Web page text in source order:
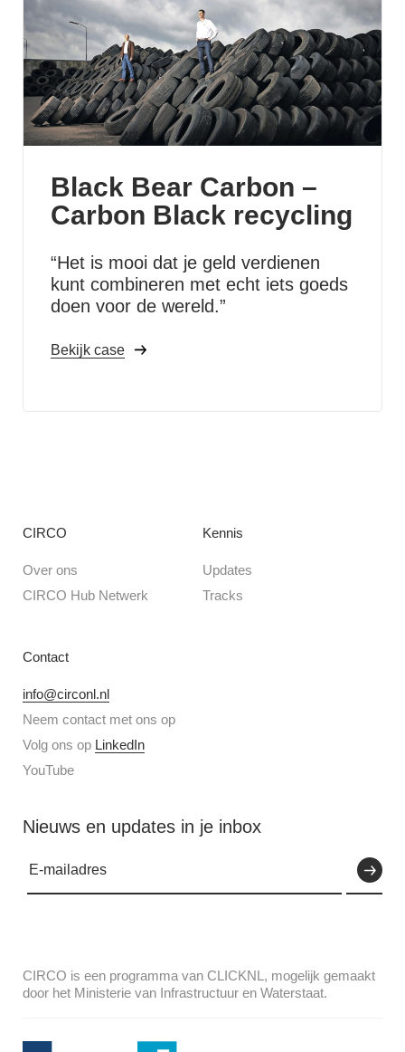
Black Bear Carbon –
Carbon Black recycling
“Het is mooi dat je geld verdienen
kunt combineren met echt iets goeds
doen voor de wereld.”
Bekijk case
CIRCO
Over ons
CIRCO Hub Netwerk
Kennis
Updates
Tracks
Contact
info@circonl.nl
Neem contact met ons op
Volg ons op LinkedIn
YouTube
Nieuws en updates in je inbox
CIRCO is een programma van CLICKNL, mogelijk gemaakt
door het Ministerie van Infrastructuur en Waterstaat.